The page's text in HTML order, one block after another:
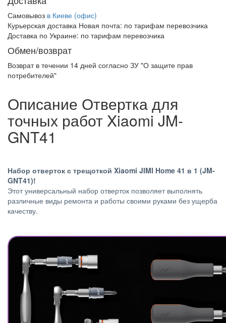
Самовывоз в Киеве (офис)
Курьерская доставка Новая почта: по тарифам перевозчика
Доставка по Украине: по тарифам перевозчика
Обмен/возврат
Возврат в течении 14 дней согласно ЗУ "О защите прав
потребителей"
Описание Отвертка для
точных работ Xiaomi JM-
GNT41
Набор отверток с трещоткой Xiaomi JIMI Home 41 в 1 (JM-
GNT41)!
Этот универсальный набор отверток позволяет выполнять
различные виды ремонта и работы своими руками без ущерба
качеству.